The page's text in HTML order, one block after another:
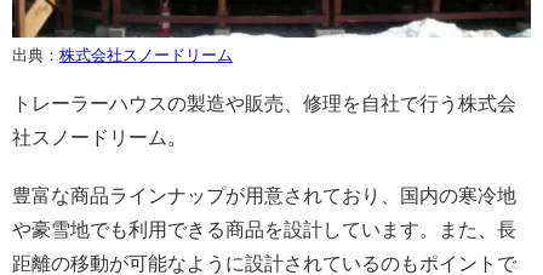
出典： 株式会社スノードリーム
トレーラーハウスの製造や販売、修理を自社で行う株式会
社スノードリーム。
豊富な商品ラインナップが用意されており、国内の寒冷地
や豪雪地でも利用できる商品を設計しています。また、長
距離の移動が可能なように設計されているのもポイントで